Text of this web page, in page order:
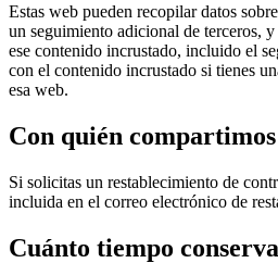
Estas web pueden recopilar datos
un seguimiento adicional de terceros,
ese contenido incrustado, incluido el
con el contenido incrustado si tienes
esa web.
Con quién
Si solicitas un restablecimiento de
incluida en el correo electrónico de
Cuánto tiempo